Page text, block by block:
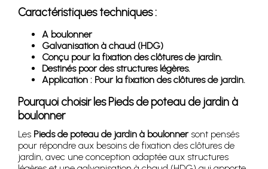
Caractéristiques techniques :
A boulonner
Galvanisation à chaud (HDG)
Conçu pour la fixation des clôtures de jardin.
Destinés poor des structures légères.
Application : Pour la fixation des clôtures de jardin.
Pourquoi choisir les Pieds de poteau de jardin à
boulonner
Les Pieds de poteau de jardin à boulonnersont pensés
pour répondre aux besoins de fixation des clôtures de
jardin, avec une conception adaptée aux structures